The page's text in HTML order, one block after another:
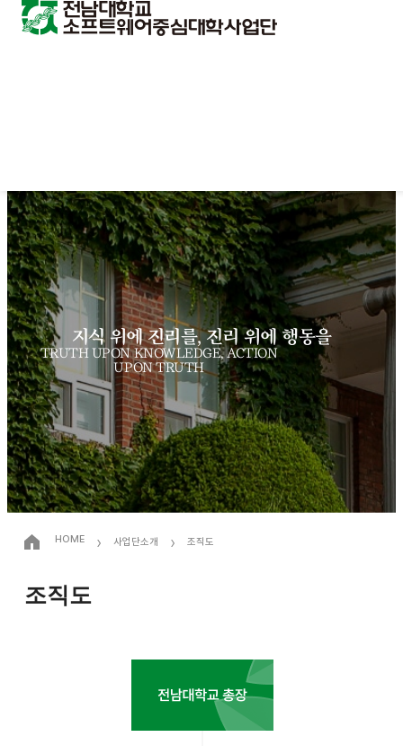
지식 위에 진리를, 진리 위에 행동을
TRUTH UPON KNOWLEDGE, ACTION
UPON TRUTH
HOME › 사업단소개 › 조직도
조직도